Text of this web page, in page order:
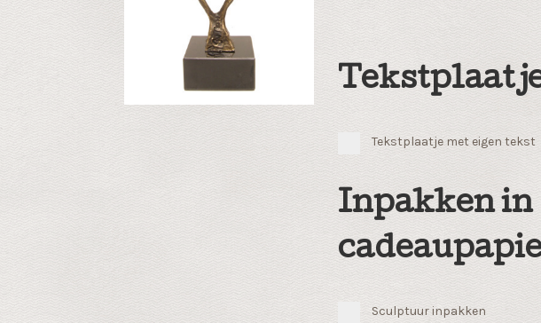
Tekstplaatje met eigen tekst
Inpakken in
Sculptuur inpakken